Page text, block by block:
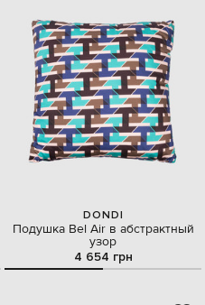
DONDI
Подушка Bel Air в абстрактный
узор
4 654 грн